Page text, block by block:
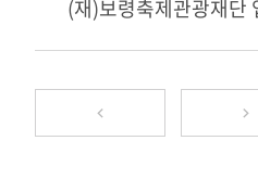
(재)보령축제관광재